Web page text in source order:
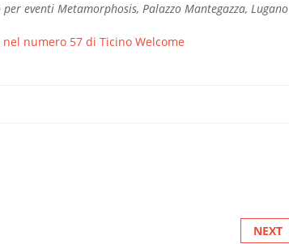
eventi Metamorphosis, Palazzo Mantegazza, Lugano
numero 57 di Ticino Welcome
NEXT